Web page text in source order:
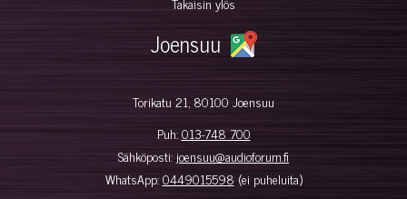
Joensuu
Torikatu 21, 80100 Joensuu
Puh:013-748 700
Sähköposti: joensuu@audioforum.fi
WhatsApp:0449015598 (ei puheluita)